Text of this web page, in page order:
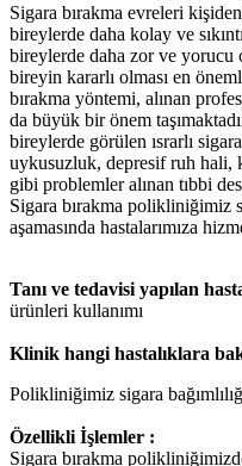
Sigara bırakma evreleri
bireylerde daha kolay ve
bireylerde daha zor ve yorucu
bireyin kararlı olması en
bırakma yöntemi, alınan
da büyük bir önem
bireylerde görülen ısrarlı
uykusuzluk, depresif ruh hali,
gibi problemler alınan tıbbi
Sigara bırakma polikliniğimiz
aşamasında hastalarımıza
Tanı ve tedavisi yapılan
ürünleri kullanımı
Klinik hangi hastalıklara
Polikliniğimiz sigara
Özellikli İşlemler :
Sigara bırakma